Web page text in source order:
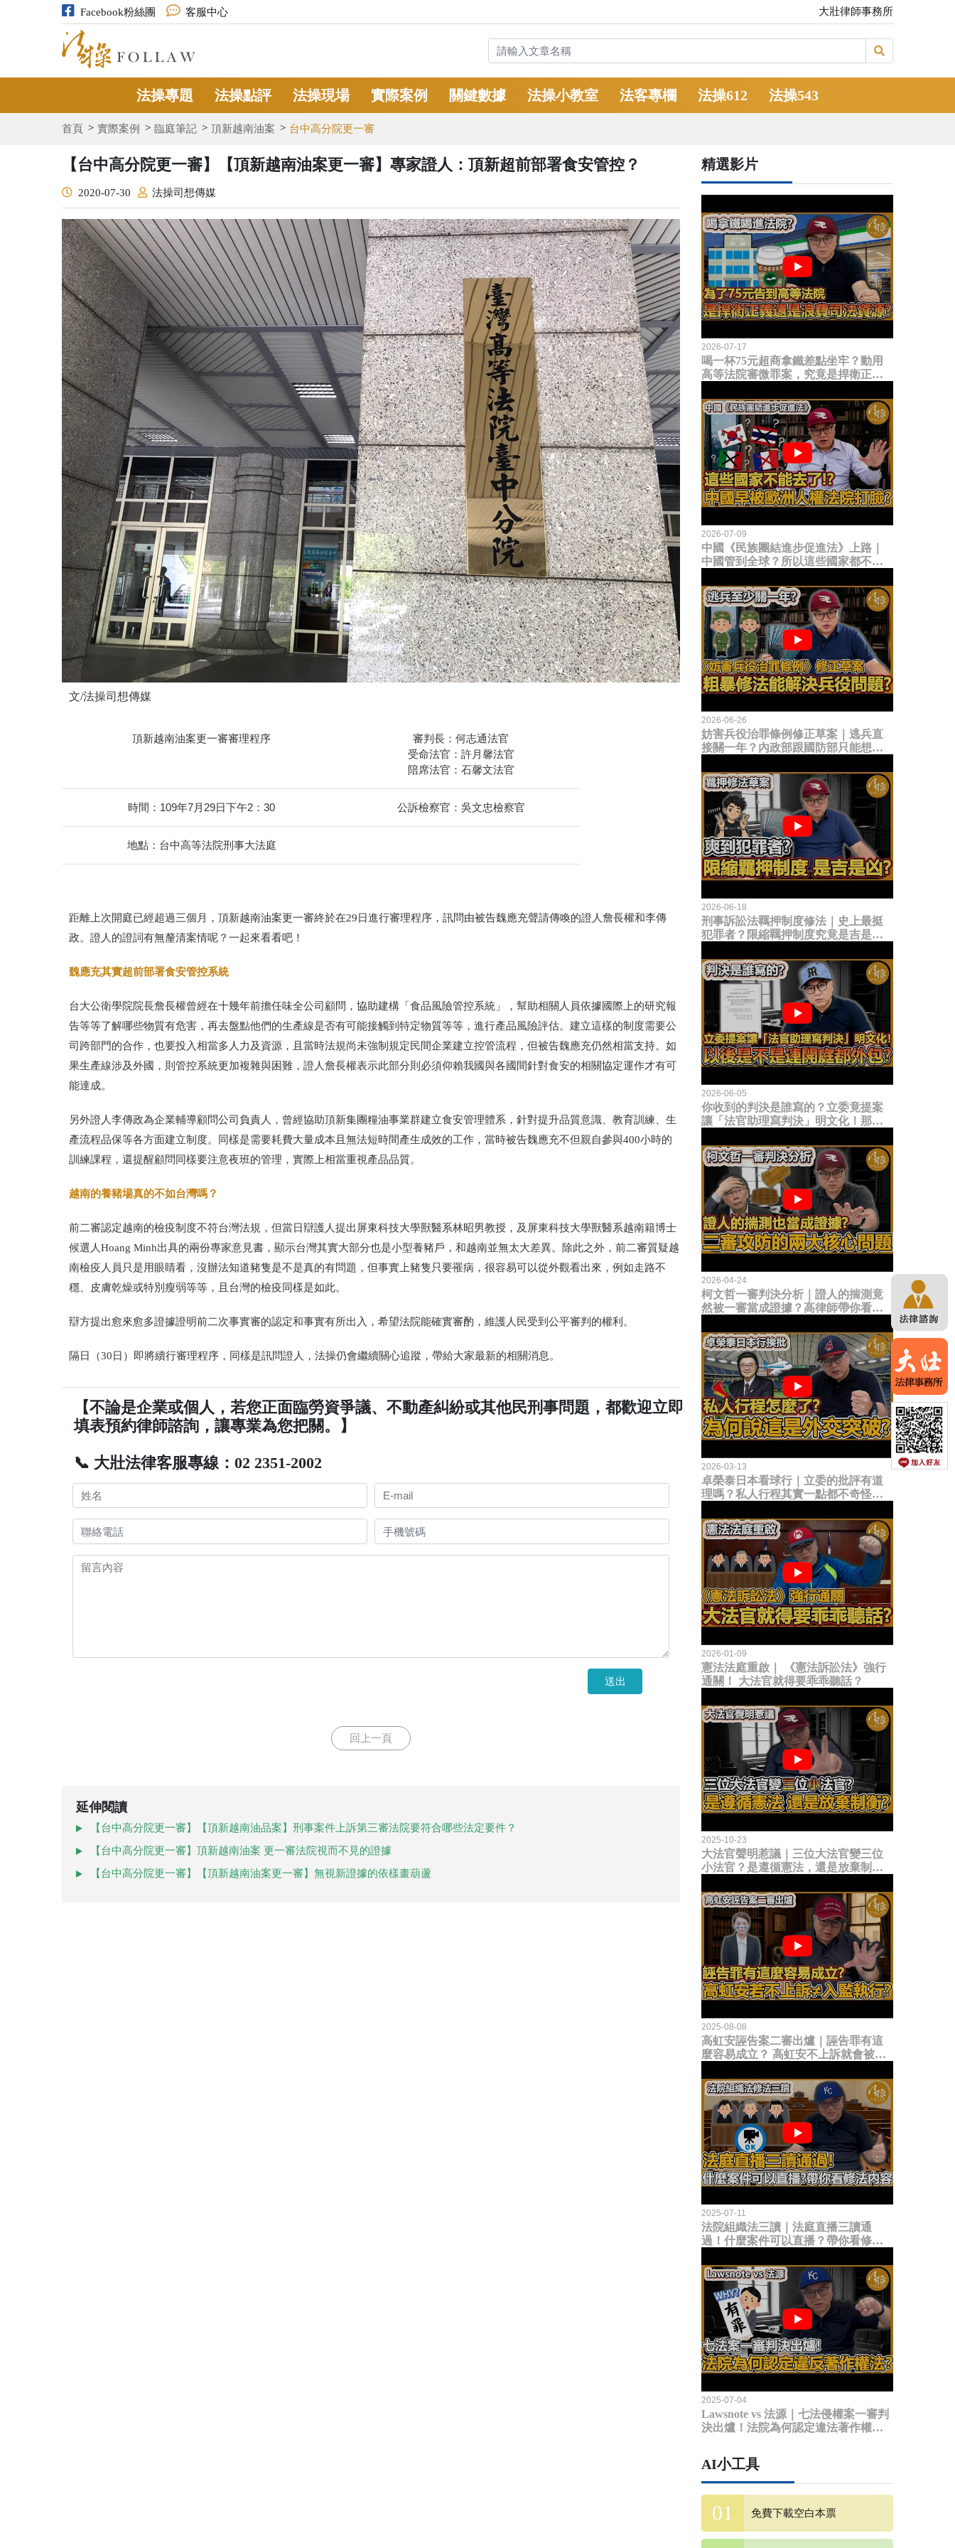
Facebook粉絲團 客服中心 大壯律師事務所
法操專題 法操點評 法操現場 實際案例 關鍵數據 法操小教室 法客專欄 法操612 法操543
首頁 實際案例 臨庭筆記 頂新越南油案 台中高分院更一審
【台中高分院更一審】【頂新越南油案更一審】專家證人：頂新超前部署食安管控？
2020-07-30 法操司想傳媒
文/法操司想傳媒
頂新越南油案更一審審理程序
審判長：何志通法官
受命法官：許月馨法官
陪席法官：石馨文法官
時間：109年7月29日下午2：30 公訴檢察官：吳文忠檢察官
地點：台中高等法院刑事大法庭
距離上次開庭已經超過三個月，頂新越南油案更一審終於在29日進行審理程序，訊問由被告魏應充聲請傳喚的證人詹長權和李傳
政。證人的證詞有無釐清案情呢？一起來看看吧！
魏應充其實超前部署食安管控系統
台大公衛學院院長詹長權曾經在十幾年前擔任味全公司顧問，協助建構「食品風險管控系統」，幫助相關人員依據國際上的研究報
告等等了解哪些物質有危害，再去盤點他們的生產線是否有可能接觸到特定物質等等，進行產品風險評估。建立這樣的制度需要公
司跨部門的合作，也要投入相當多人力及資源，且當時法規尚未強制規定民間企業建立控管流程，但被告魏應充仍然相當支持。如
果生產線涉及外國，則管控系統更加複雜與困難，證人詹長權表示此部分則必須仰賴我國與各國間針對食安的相關協定運作才有可
能達成。
另外證人李傳政為企業輔導顧問公司負責人，曾經協助頂新集團糧油事業群建立食安管理體系，針對提升品質意識、教育訓練、生
產流程品保等各方面建立制度。同樣是需要耗費大量成本且無法短時間產生成效的工作，當時被告魏應充不但親自參與400小時的
訓練課程，還提醒顧問同樣要注意夜班的管理，實際上相當重視產品品質。
越南的養豬場真的不如台灣嗎？
前二審認定越南的檢疫制度不符台灣法規，但當日辯護人提出屏東科技大學獸醫系林昭男教授，及屏東科技大學獸醫系越南籍博士
候選人Hoang Minh出具的兩份專家意見書，顯示台灣其實大部分也是小型養豬戶，和越南並無太大差異。除此之外，前二審質疑越
南檢疫人員只是用眼睛看，沒辦法知道豬隻是不是真的有問題，但事實上豬隻只要罹病，很容易可以從外觀看出來，例如走路不
穩、皮膚乾燥或特別瘦弱等等，且台灣的檢疫同樣是如此。
辯方提出愈來愈多證據證明前二次事實審的認定和事實有所出入，希望法院能確實審酌，維護人民受到公平審判的權利。
隔日（30日）即將續行審理程序，同樣是訊問證人，法操仍會繼續關心追蹤，帶給大家最新的相關消息。
【不論是企業或個人，若您正面臨勞資爭議、不動產糾紛或其他民刑事問題，都歡迎立即
填表預約律師諮詢，讓專業為您把關。】
📞 大壯法律客服專線：02 2351-2002
送出
回上一頁
延伸閱讀
【台中高分院更一審】【頂新越南油品案】刑事案件上訴第三審法院要符合哪些法定要件？
【台中高分院更一審】頂新越南油案 更一審法院視而不見的證據
【台中高分院更一審】【頂新越南油案更一審】無視新證據的依樣畫葫蘆
精選影片
2026-07-17
喝一杯75元超商拿鐵差點坐牢？動用
高等法院審微罪案，究竟是捍衛正義
2026-07-09
中國《民族團結進步促進法》上路｜
中國管到全球？所以這些國家都不能
臉？
2026-06-26
妨害兵役治罪條例修正草案｜逃兵直
接關一年？內政部跟國防部只能想到
題？
2026-06-18
刑事訴訟法羈押制度修法｜史上最挺
犯罪者？限縮羈押制度究竟是吉是
2026-06-05
你收到的判決是誰寫的？立委竟提案
讓「法官助理寫判決」明文化！那以
2026-04-24
柯文哲一審判決分析｜證人的揣測竟
然被一審當成證據？高律師帶你看未
2026-03-13
卓榮泰日本看球行｜立委的批評有道
理嗎？私人行程其實一點都不奇怪？
2026-01-09
憲法法庭重啟｜ 《憲法訴訟法》強行
通關！ 大法官就得要乖乖聽話？
2025-10-23
大法官聲明惹議｜三位大法官變三位
小法官？是遵循憲法，還是放棄制衡
2025-08-08
高虹安誣告案二審出爐｜誣告罪有這
麼容易成立？ 高虹安不上訴就會被
2025-07-11
法院組織法三讀｜法庭直播三讀通
過！什麼案件可以直播？帶你看修法
2025-07-04
Lawsnote vs 法源｜七法侵權案一審判
決出爐！法院為何認定違法著作權
AI小工具
免費下載空白本票